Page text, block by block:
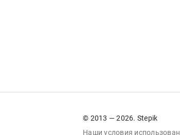
© 2013 — 2026. Stepik
Наши условия